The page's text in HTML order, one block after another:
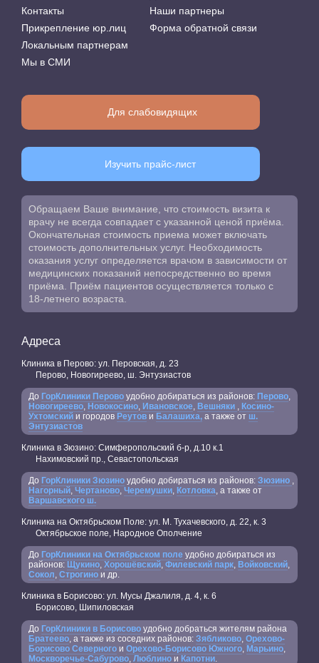
Контакты
Прикрепление юр.лиц
Локальным партнерам
Мы в СМИ
Наши партнеры
Форма обратной связи
Для слабовидящих
Изучить прайс-лист
Обращаем Ваше внимание, что стоимость визита к
врачу не всегда совпадает с указанной ценой приёма.
Окончательная стоимость приема может включать
стоимость дополнительных услуг. Необходимость
оказания услуг определяется врачом в зависимости от
медицинских показаний непосредственно во время
приёма. Приём пациентов осуществляется только с
18-летнего возраста.
Адреса
Клиника в Перово: ул. Перовская, д. 23
Перово, Новогиреево, ш. Энтузиастов
До ГорКлиники Перово удобно добираться из районов: Перово
Новогиреево Новокосино Ивановское Вешняки
Косино-
Ухтомский и городов Реутов и Балашиха, а также от ш.
Энтузиастов
Клиника в Зюзино: Симферопольский б-р, д.10 к.1
Нахимовский пр., Севастопольская
До ГорКлиники Зюзино удобно добираться из районов: Зюзино
Нагорный Чертаново Черемушки Котловка , а также от
Варшавского ш.
Клиника на Октябрьском Поле: ул. М. Тухачевского, д. 22, к. 3
Октябрьское поле, Народное Ополчение
До ГорКлиники на Октябрьском поле удобно добираться из
районов: Щукино Хорошёвский Филевский парк Войковский
Сокол Строгино и др.
Клиника в Борисово: ул. Мусы Джалиля, д. 4, к. 6
Борисово, Шипиловская
До ГорКлиники в Борисово удобно добраться жителям района
Братеево , а также из соседних районов: Зябликово Орехово-
Борисово Северного и Орехово-Борисово Южного Марьино
Москворечье-Сабурово Люблино и Капотни